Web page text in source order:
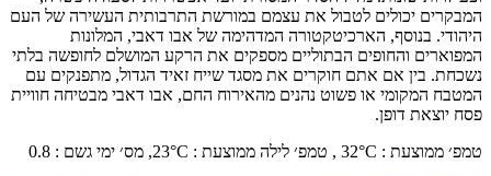
המבקרים יכולים לטבול את עצמם במורשת התרבותית העשירה של העם
היהודי. בנוסף, הארכיטקטורה המדהימה של אבו דאבי, המלונות
המפוארים והחופים הבתוליים מספקים את הרקע המושלם לחופשה בלתי
נשכחת. בין אם אתם חוקרים את מסגד שייח זאיד הגדול, מתפנקים עם
המטבח המקומי או פשוט נהנים מהאירוח החם, אבו דאבי מבטיחה חוויית
פסח יוצאת דופן.
טמפ׳ ממוצעת :
32°C , טמפ׳ לילה ממוצעת :
23°C, מס׳ ימי גשם :
0.8